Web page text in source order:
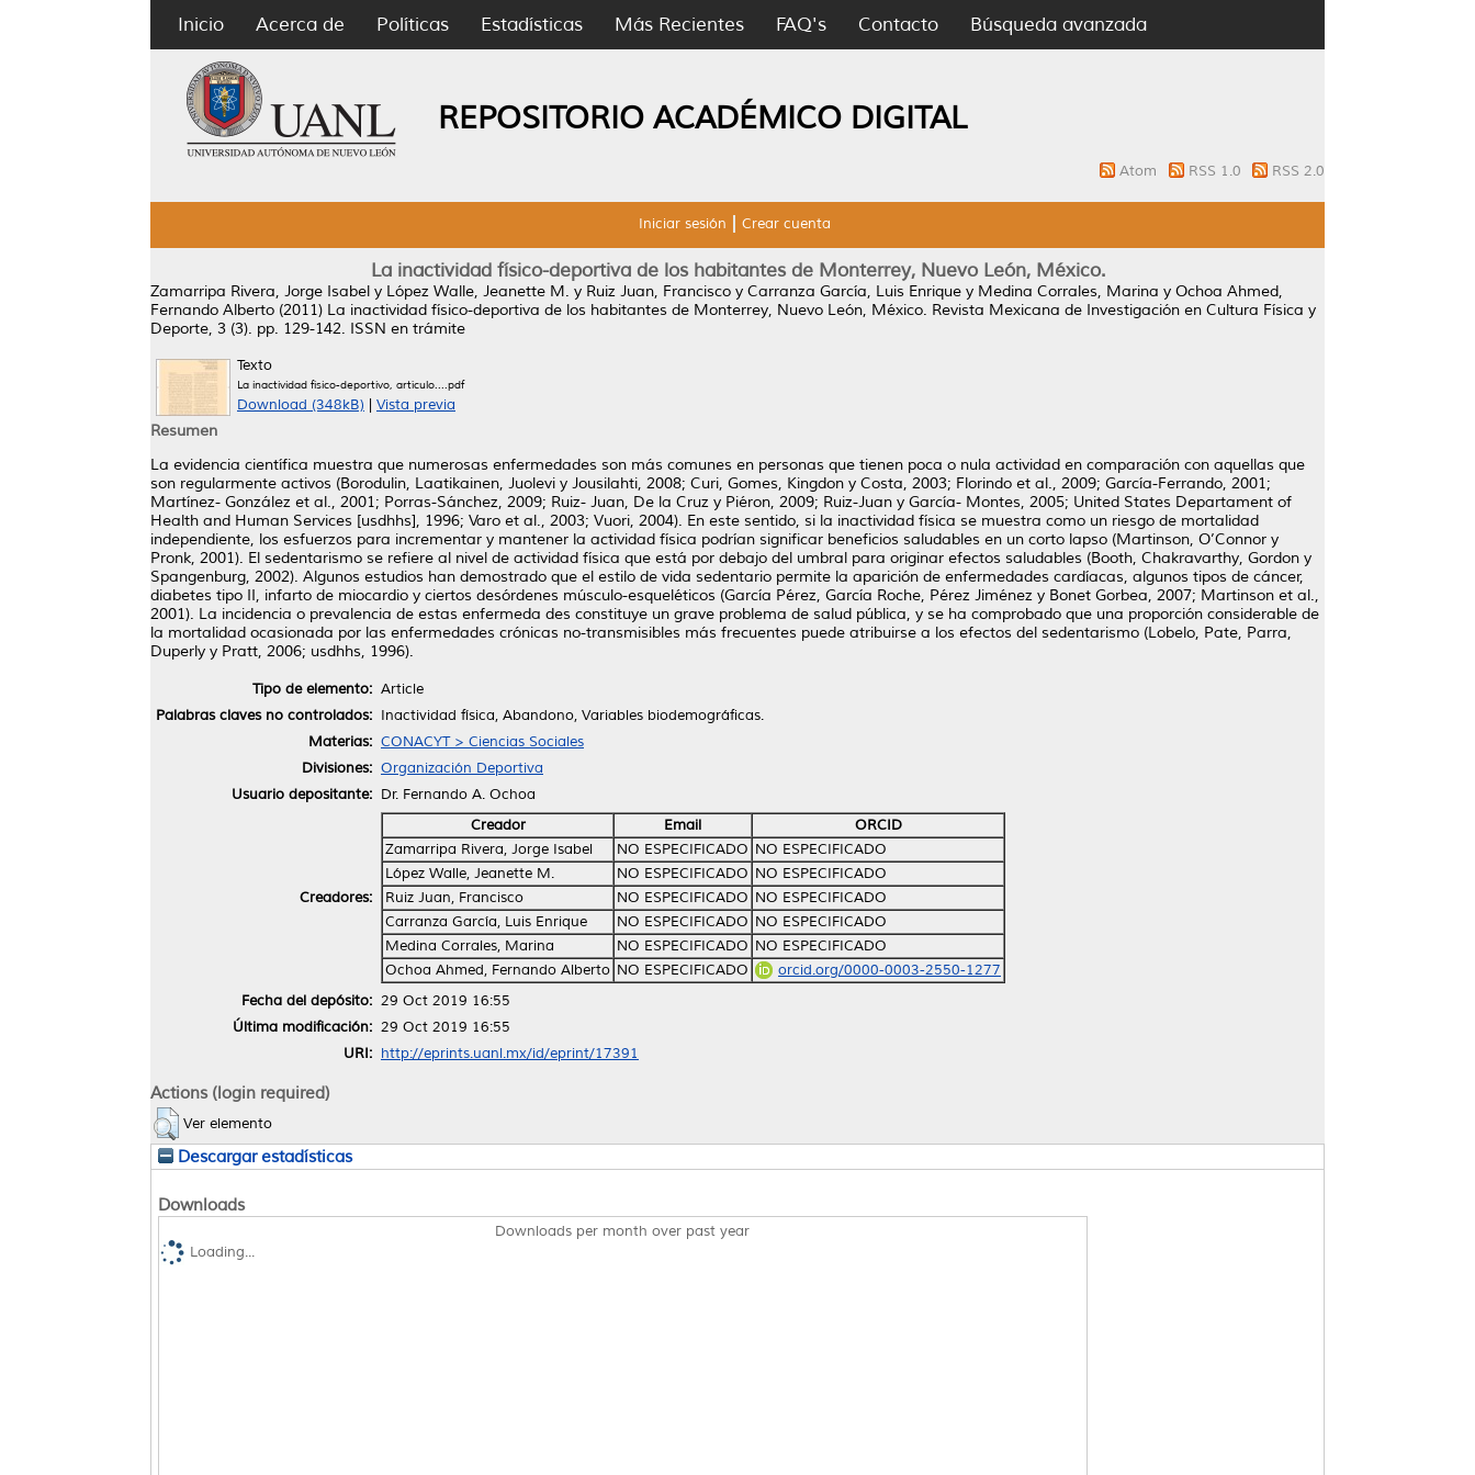
Inicio Acerca de Políticas Estadísticas Más Recientes FAQ's Contacto Búsqueda avanzada
REPOSITORIO ACADÉMICO DIGITAL
Atom RSS 1.0 RSS 2.0
Iniciar sesión Crear cuenta
La inactividad físico-deportiva de los habitantes de Monterrey, Nuevo León, México.
Zamarripa Rivera, Jorge Isabel y López Walle, Jeanette M. y Ruiz Juan, Francisco y Carranza García, Luis Enrique y Medina Corrales, Marina y Ochoa Ahmed,
Fernando Alberto (2011) La inactividad físico-deportiva de los habitantes de Monterrey, Nuevo León, México. Revista Mexicana de Investigación en Cultura Física y
Deporte, 3 (3). pp. 129-142. ISSN en trámite
Texto
La inactividad físico-deportivo, artículo....pdf
Download (348kB) Vista previa
Resumen
La evidencia científica muestra que numerosas enfermedades son más comunes en personas que tienen poca o nula actividad en comparación con aquellas que
son regularmente activos (Borodulin, Laatikainen, Juolevi y Jousilahti, 2008; Curi, Gomes, Kingdon y Costa, 2003; Florindo et al., 2009; García-Ferrando, 2001;
Martínez- González et al., 2001; Porras-Sánchez, 2009; Ruiz- Juan, De la Cruz y Piéron, 2009; Ruiz-Juan y García- Montes, 2005; United States Departament of
Health and Human Services [usdhhs], 1996; Varo et al., 2003; Vuori, 2004). En este sentido, si la inactividad física se muestra como un riesgo de mortalidad
independiente, los esfuerzos para incrementar y mantener la actividad física podrían significar beneficios saludables en un corto lapso (Martinson, O’Connor y
Pronk, 2001). El sedentarismo se refiere al nivel de actividad física que está por debajo del umbral para originar efectos saludables (Booth, Chakravarthy, Gordon y
Spangenburg, 2002). Algunos estudios han demostrado que el estilo de vida sedentario permite la aparición de enfermedades cardíacas, algunos tipos de cáncer,
diabetes tipo II, infarto de miocardio y ciertos desórdenes músculo-esqueléticos (García Pérez, García Roche, Pérez Jiménez y Bonet Gorbea, 2007; Martinson et al.,
2001). La incidencia o prevalencia de estas enfermeda des constituye un grave problema de salud pública, y se ha comprobado que una proporción considerable de
la mortalidad ocasionada por las enfermedades crónicas no-transmisibles más frecuentes puede atribuirse a los efectos del sedentarismo (Lobelo, Pate, Parra,
Duperly y Pratt, 2006; usdhhs, 1996).
Tipo de elemento: Article
Palabras claves no controlados: Inactividad física, Abandono, Variables biodemográficas.
Materias: CONACYT > Ciencias Sociales
Divisiones: Organización Deportiva
Usuario depositante: Dr. Fernando A. Ochoa
Creadores:
Creador Email
ORCID
Zamarripa Rivera, Jorge Isabel
NO ESPECIFICADO NO ESPECIFICADO
López Walle, Jeanette M.
NO ESPECIFICADO NO ESPECIFICADO
Ruiz Juan, Francisco
NO ESPECIFICADO NO ESPECIFICADO
Carranza García, Luis Enrique
NO ESPECIFICADO NO ESPECIFICADO
Medina Corrales, Marina
NO ESPECIFICADO NO ESPECIFICADO
Ochoa Ahmed, Fernando Alberto NO ESPECIFICADO
orcid.org/0000-0003-2550-1277
Fecha del depósito: 29 Oct 2019 16:55
Última modificación: 29 Oct 2019 16:55
URI: http://eprints.uanl.mx/id/eprint/17391
Actions (login required)
Ver elemento
Descargar estadísticas
Downloads
Downloads per month over past year
Loading...